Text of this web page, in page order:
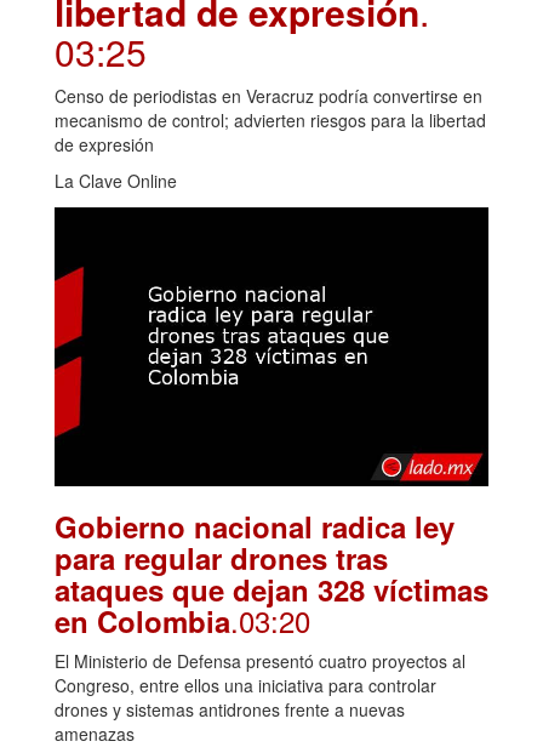
libertad de expresión.
03:25
Censo de periodistas en Veracruz podría convertirse en
mecanismo de control; advierten riesgos para la libertad
de expresión
La Clave Online
Gobierno nacional radica ley
para regular drones tras
ataques que dejan 328 víctimas
en Colombia.03:20
El Ministerio de Defensa presentó cuatro proyectos al
Congreso, entre ellos una iniciativa para controlar
drones y sistemas antidrones frente a nuevas
amenazas